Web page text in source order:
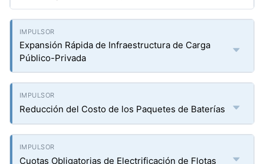
Expansión Rápida de Infraestructura de Carga
Público-Privada
Reducción del Costo de los Paquetes de Baterías
Cuotas Obligatorias de Electrificación de Flotas